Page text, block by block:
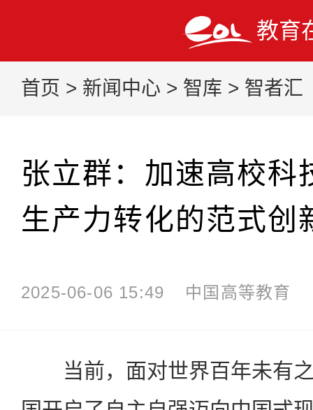
教育
首页 > 新闻中心 > 智库 > 智者汇
张立群：加速高校科
生产力转化的范式创
2025-06-06 15:49 中国高等教育
当前，面对世界百年未有之